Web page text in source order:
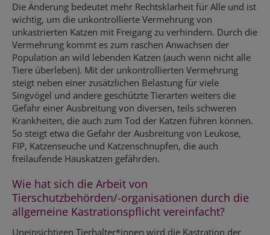
Die Änderung bedeutet mehr Rechtsklarheit für Alle und ist
wichtig, um die unkontrollierte Vermehrung von
unkastrierten Katzen mit Freigang zu verhindern. Durch die
Vermehrung kommt es zum raschen Anwachsen der
Population an wild lebenden Katzen (auch wenn nicht alle
Tiere überleben). Mit der unkontrollierten Vermehrung
steigt neben einer zusätzlichen Belastung für viele
Singvögel und andere geschützte Tierarten weiters die
Gefahr einer Ausbreitung von diversen, teils schweren
Krankheiten, die auch zum Tod der Katzen führen können.
So steigt etwa die Gefahr der Ausbreitung von Leukose,
FIP, Katzenseuche und Katzenschnupfen, die auch
freilaufende Hauskatzen gefährden.
Wie hat sich die Arbeit von
Tierschutzbehörden/-organisationen durch die
allgemeine Kastrationspflicht vereinfacht?
Uneinsichtigen Tierhalter*innen wird die Kastration der